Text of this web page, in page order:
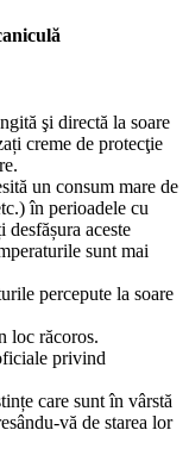
şi directă la soare
creme de protecţie
un consum mare de
în perioadele cu
aceste
sunt mai
percepute la soare
loc răcoros.
privind
care sunt în vârstă
vă de starea lor